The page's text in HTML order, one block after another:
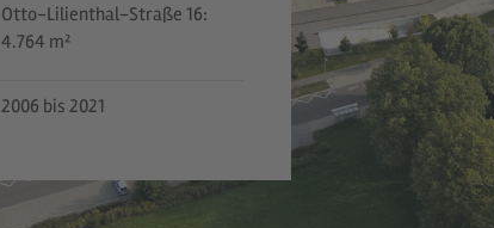
Otto-Lilienthal-Straße 16:
4.764 m²
2006 bis 2021